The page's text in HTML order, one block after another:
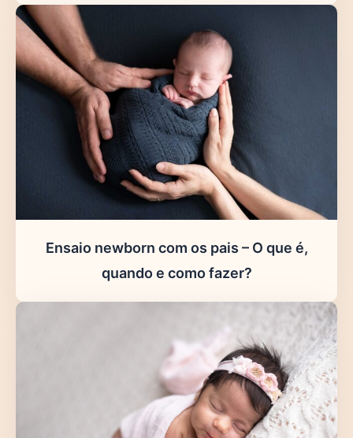
Ensaio newborn com os pais – O que é,
quando e como fazer?